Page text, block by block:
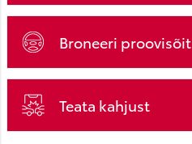
Broneeri proovisõit
Teata kahjust